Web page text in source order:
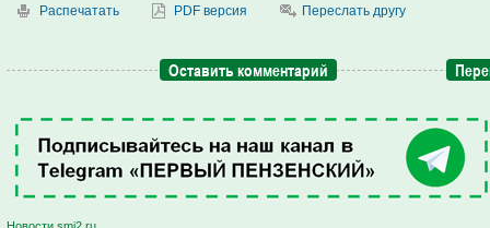
Распечатать PDF версия Переслать другу
Оставить комментарий